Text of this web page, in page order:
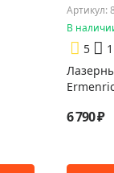
Артикул:
В
5
1
6 790 ₽